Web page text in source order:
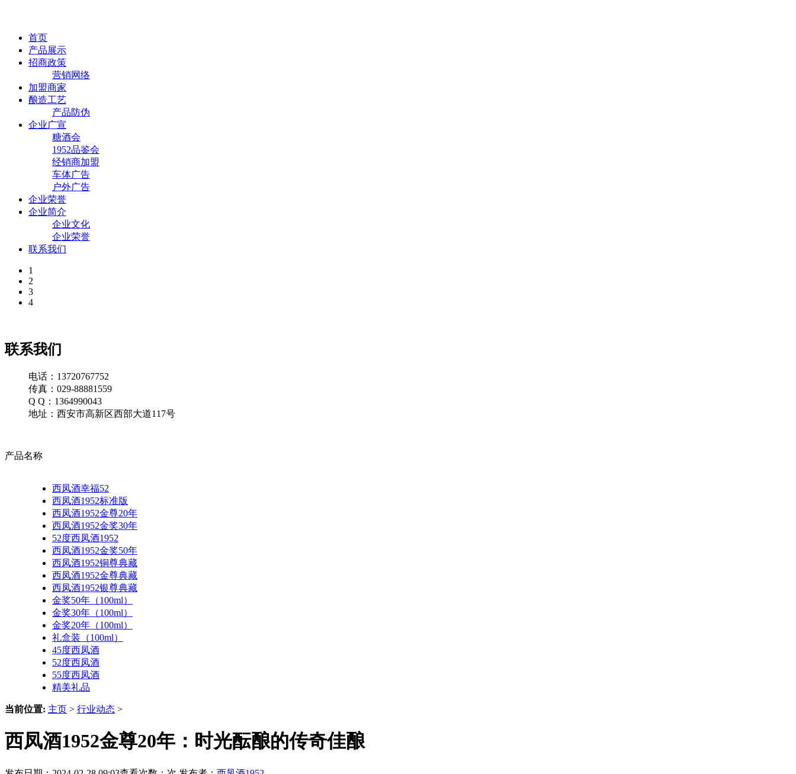
首页
产品展示
招商政策
营销网络
加盟商家
酿造工艺
产品防伪
企业广宣
糖酒会
1952品鉴会
经销商加盟
车体广告
户外广告
企业荣誉
企业简介
企业文化
企业荣誉
联系我们
1
2
3
4
联系我们
电话：13720767752
传真：029-88881559
Q Q：1364990043
地址：西安市高新区西部大道117号
产品名称
西凤酒幸福52
西凤酒1952标准版
西凤酒1952金尊20年
西凤酒1952金奖30年
52度西凤酒1952
西凤酒1952金奖50年
西凤酒1952铜尊典藏
西凤酒1952金尊典藏
西凤酒1952银尊典藏
金奖50年（100ml）
金奖30年（100ml）
金奖20年（100ml）
礼盒装（100ml）
45度西凤酒
52度西凤酒
55度西凤酒
精美礼品
当前位置: 主页 > 行业动态 >
西凤酒1952金尊20年：时光酝酿的传奇佳酿